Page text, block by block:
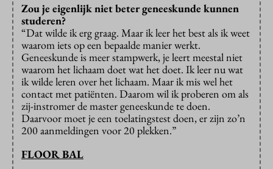
Zou je eigenlijk niet beter geneeskunde kunnen
studeren?
“Dat wilde ik erg graag. Maar ik leer het best als ik weet
waarom iets op een bepaalde manier werkt.
Geneeskunde is meer stampwerk, je leert meestal niet
waarom het lichaam doet wat het doet. Ik leer nu wat
ik wilde leren over het lichaam. Maar ik mis wel het
contact met patiënten. Daarom wil ik proberen om als
zij-instromer de master geneeskunde te doen.
Daarvoor moet je een toelatingstest doen, er zijn zo’n
200 aanmeldingen voor 20 plekken.”
FLOOR BAL